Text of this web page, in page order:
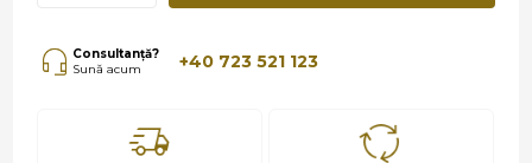
Consultanță?
Sună acum
+40 723 521 123